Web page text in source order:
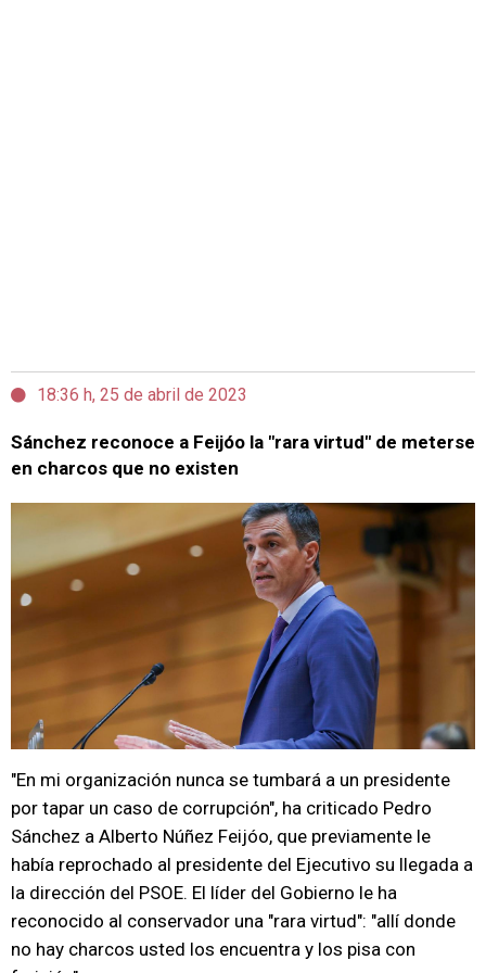
18:36 h, 25 de abril de 2023
Sánchez reconoce a Feijóo la "rara virtud" de meterse
en charcos que no existen
"En mi organización nunca se tumbará a un presidente
por tapar un caso de corrupción", ha criticado Pedro
Sánchez a Alberto Núñez Feijóo, que previamente le
había reprochado al presidente del Ejecutivo su llegada a
la dirección del PSOE. El líder del Gobierno le ha
reconocido al conservador una "rara virtud": "allí donde
no hay charcos usted los encuentra y los pisa con